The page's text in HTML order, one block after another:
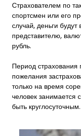
Страхователем по
спортсмен или его
случай, деньги
представителю,
рубль.
Период страхования
пожелания
только на время
человек занимается
быть круглосуточным.